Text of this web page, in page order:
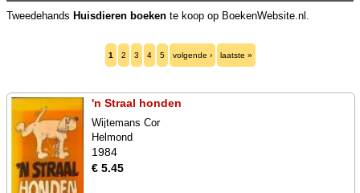
Tweedehands Huisdieren boeken te koop op BoekenWebsite.nl.
1 2 3 4 5 volgende › laatste »
'n Straal honden
Wijtemans Cor
Helmond
1984
€ 5.45